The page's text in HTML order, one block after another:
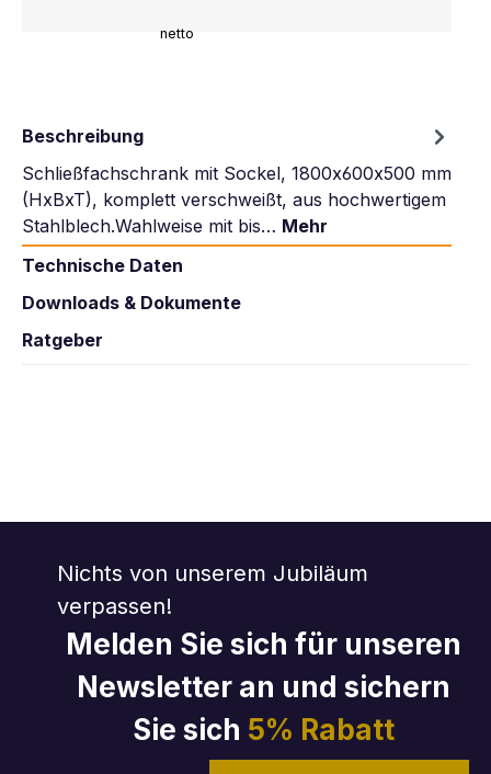
netto
Beschreibung
Schließfachschrank mit Sockel, 1800x600x500 mm
(HxBxT), komplett verschweißt, aus hochwertigem
Stahlblech.Wahlweise mit bis… Mehr
Technische Daten
Downloads & Dokumente
Ratgeber
Nichts von unserem Jubiläum
verpassen!
Melden Sie sich für unseren
Newsletter an und sichern
Sie sich 5% Rabatt